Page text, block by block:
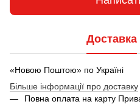
Доставка
«Новою Поштою» по Україні
Більше інформації про доставку
Повна оплата на карту